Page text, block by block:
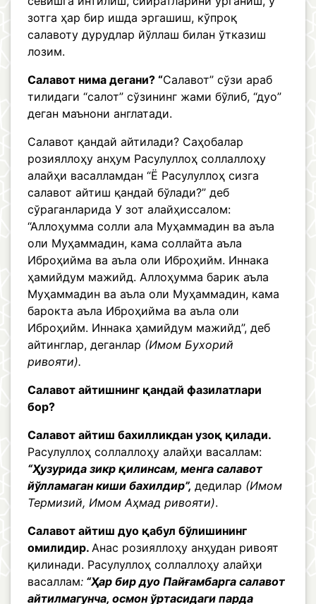
зотга ҳар бир ишда эргашиш, кўпроқ
салавоту дурудлар йўллаш билан ўтказиш
лозим.
Салавот нима дегани? “Салавот” сўзи араб
тилидаги “салот” сўзининг жами бўлиб, “дуо”
деган маънони англатади.
Салавот қандай айтилади? Саҳобалар
розияллоҳу анҳум Расулуллоҳ соллаллоҳу
алайҳи васалламдан “Ё Расулуллоҳ сизга
салавот айтиш қандай бўлади?” деб
сўраганларида У зот алайҳиссалом:
“Аллоҳумма солли ала Муҳаммадин ва аъла
оли Муҳаммадин, кама соллайта аъла
Иброҳийма ва аъла оли Иброҳийм. Иннака
ҳамийдум мажийд. Аллоҳумма барик аъла
Муҳаммадин ва аъла оли Муҳаммадин, кама
барокта аъла Иброҳийма ва аъла оли
Иброҳийм. Иннака ҳамийдум мажийд”, деб
айтинглар, деганлар (Имом Бухорий
ривояти).
Салавот айтишнинг қандай фазилатлари
бор?
Салавот айтиш бахилликдан узоқ қилади.
Расулуллоҳ соллаллоҳу алайҳи васаллам:
“Ҳузурида зикр қилинсам, менга салавот
йўлламаган киши бахилдир”, дедилар (Имом
Термизий, Имом Аҳмад ривояти).
Салавот айтиш дуо қабул бўлишининг
омилидир. Анас розияллоҳу анҳудан ривоят
қилинади. Расулуллоҳ соллаллоҳу алайҳи
васаллам: “Ҳар бир дуо Пайғамбарга салавот
айтилмагунча, осмон ўртасидаги парда